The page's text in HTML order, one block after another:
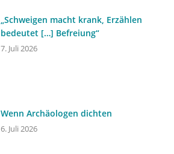
„Schweigen macht krank, Erzählen
bedeutet […] Befreiung“
7. Juli 2026
Wenn Archäologen dichten
6. Juli 2026